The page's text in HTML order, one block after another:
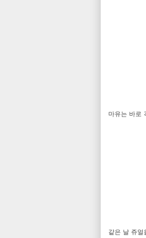
마유는 바로
같은 날 쥬얼